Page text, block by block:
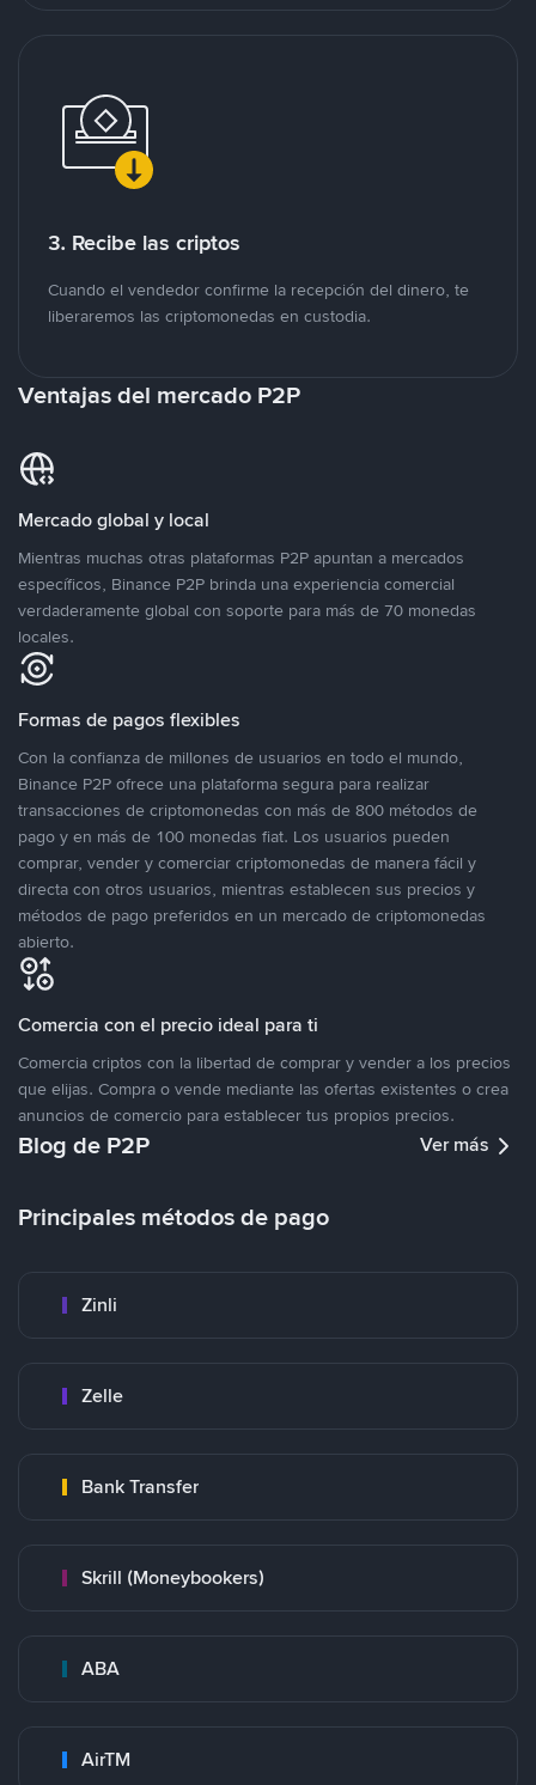
3. Recibe las criptos
Cuando el vendedor confirme la recepción del dinero, te
liberaremos las criptomonedas en custodia.
Ventajas del mercado P2P
Mercado global y local
Mientras muchas otras plataformas P2P apuntan a mercados
específicos, Binance P2P brinda una experiencia comercial
verdaderamente global con soporte para más de 70 monedas
locales.
Formas de pagos flexibles
Con la confianza de millones de usuarios en todo el mundo,
Binance P2P ofrece una plataforma segura para realizar
transacciones de criptomonedas con más de 800 métodos de
pago y en más de 100 monedas fiat. Los usuarios pueden
comprar, vender y comerciar criptomonedas de manera fácil y
directa con otros usuarios, mientras establecen sus precios y
métodos de pago preferidos en un mercado de criptomonedas
abierto.
Comercia con el precio ideal para ti
Comercia criptos con la libertad de comprar y vender a los precios
que elijas. Compra o vende mediante las ofertas existentes o crea
anuncios de comercio para establecer tus propios precios.
Blog de P2P Ver más
Principales métodos de pago
Zinli
Zelle
Bank Transfer
Skrill (Moneybookers)
ABA
AirTM